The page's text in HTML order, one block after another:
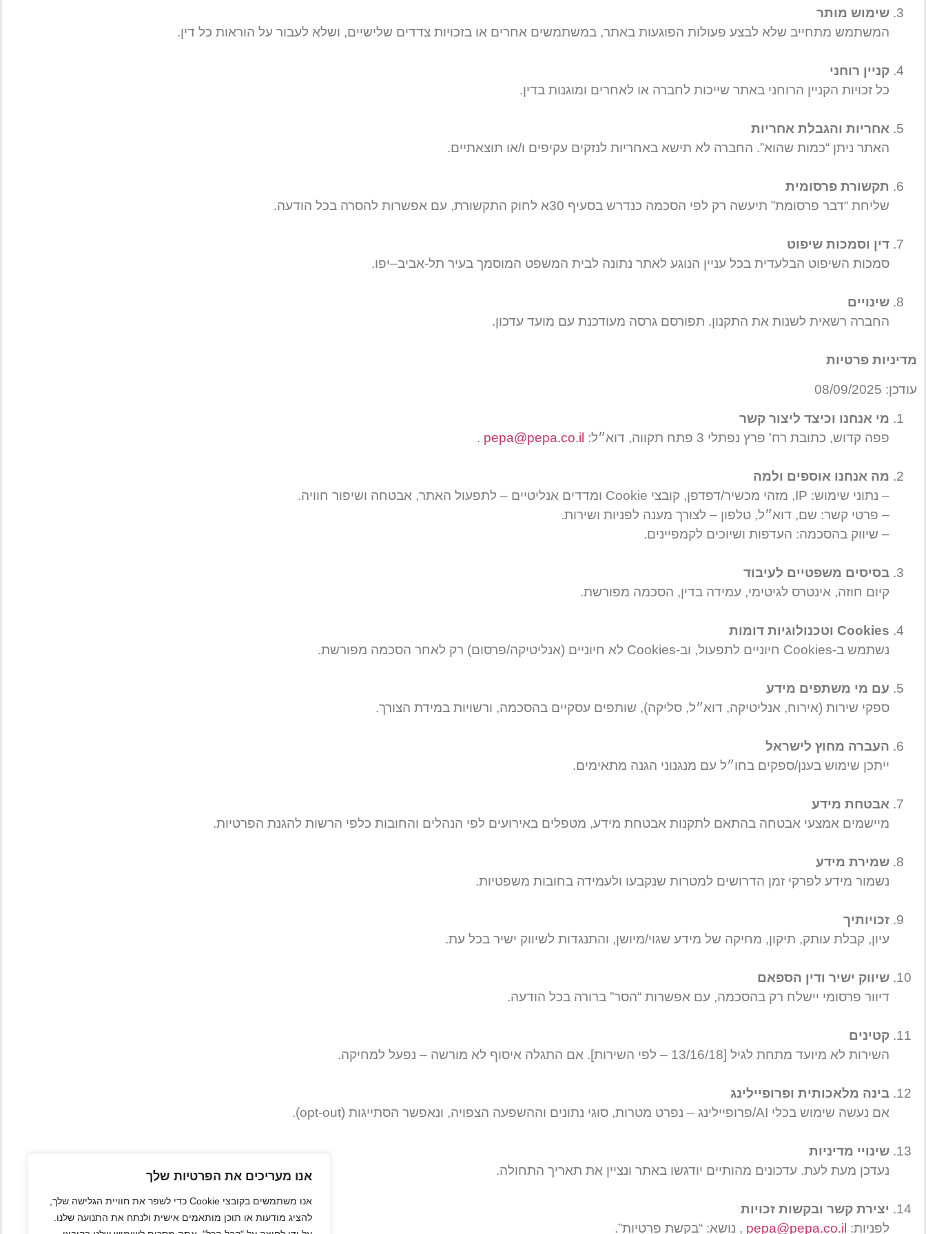
אנו מעריכים את הפרטיות שלך
אנו משתמשים בקובצי Cookie כדי לשפר את חוויית הגלישה שלך,
להציג מודעות או תוכן מותאמים אישית ולנתח את התנועה שלנו.
שימוש מותר
המשתמש מתחייב שלא לבצע פעולות הפוגעות באתר, במשתמשים אחרים או בזכויות צדדים שלישיים, ושלא לעבור על הוראות כל דין.
קניין רוחני
כל זכויות הקניין הרוחני באתר שייכות לחברה או לאחרים ומוגנות בדין.
אחריות והגבלת אחריות
האתר ניתן “כמות שהוא”. החברה לא תישא באחריות לנזקים עקיפים ו/או תוצאתיים.
תקשורת פרסומית
שליחת “דבר פרסומת” תיעשה רק לפי הסכמה כנדרש בסעיף 30א לחוק התקשורת, עם אפשרות להסרה בכל הודעה.
דין וסמכות שיפוט
סמכות השיפוט הבלעדית בכל עניין הנוגע לאתר נתונה לבית המשפט המוסמך בעיר תל-אביב–יפו.
שינויים
החברה רשאית לשנות את התקנון. תפורסם גרסה מעודכנת עם מועד עדכון.
מדיניות פרטיות
עודכן: 08/09/2025
מי אנחנו וכיצד ליצור קשר
פפה קדוש, כתובת רח' פרץ נפתלי 3 פתח תקווה, דוא״ל:
pepa@pepa.co.il
.
מה אנחנו אוספים ולמה
– נתוני שימוש: IP, מזהי מכשיר/דפדפן, קובצי Cookie ומדדים אנליטיים – לתפעול האתר, אבטחה ושיפור חוויה.
– פרטי קשר: שם, דוא״ל, טלפון – לצורך מענה לפניות ושירות.
– שיווק בהסכמה: העדפות ושיוכים לקמפיינים.
בסיסים משפטיים לעיבוד
קיום חוזה, אינטרס לגיטימי, עמידה בדין, הסכמה מפורשת.
Cookies וטכנולוגיות דומות
נשתמש ב-Cookies חיוניים לתפעול, וב-Cookies לא חיוניים (אנליטיקה/פרסום) רק לאחר הסכמה מפורשת.
עם מי משתפים מידע
ספקי שירות (אירוח, אנליטיקה, דוא״ל, סליקה), שותפים עסקיים בהסכמה, ורשויות במידת הצורך.
העברה מחוץ לישראל
ייתכן שימוש בענן/ספקים בחו״ל עם מנגנוני הגנה מתאימים.
אבטחת מידע
מיישמים אמצעי אבטחה בהתאם לתקנות אבטחת מידע, מטפלים באירועים לפי הנהלים והחובות כלפי הרשות להגנת הפרטיות.
שמירת מידע
נשמור מידע לפרקי זמן הדרושים למטרות שנקבעו ולעמידה בחובות משפטיות.
זכויותיך
עיון, קבלת עותק, תיקון, מחיקה של מידע שגוי/מיושן, והתנגדות לשיווק ישיר בכל עת.
שיווק ישיר ודין הספאם
דיוור פרסומי יישלח רק בהסכמה, עם אפשרות “הסר” ברורה בכל הודעה.
קטינים
השירות לא מיועד מתחת לגיל [13/16/18 – לפי השירות]. אם התגלה איסוף לא מורשה – נפעל למחיקה.
בינה מלאכותית ופרופיילינג
אם נעשה שימוש בכלי AI/פרופיילינג – נפרט מטרות, סוגי נתונים וההשפעה הצפויה, ונאפשר הסתייגות (opt-out).
שינויי מדיניות
נעדכן מעת לעת. עדכונים מהותיים יודגשו באתר ונציין את תאריך התחולה.
יצירת קשר ובקשות זכויות
לפניות: pepa@pepa.co.il , נושא: “בקשת פרטיות”.